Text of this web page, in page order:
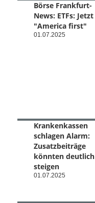
Börse Frankfurt-
News: ETFs: Jetzt
"America first"
01.07.2025
Krankenkassen
schlagen Alarm:
Zusatzbeiträge
könnten deutlich
steigen
01.07.2025